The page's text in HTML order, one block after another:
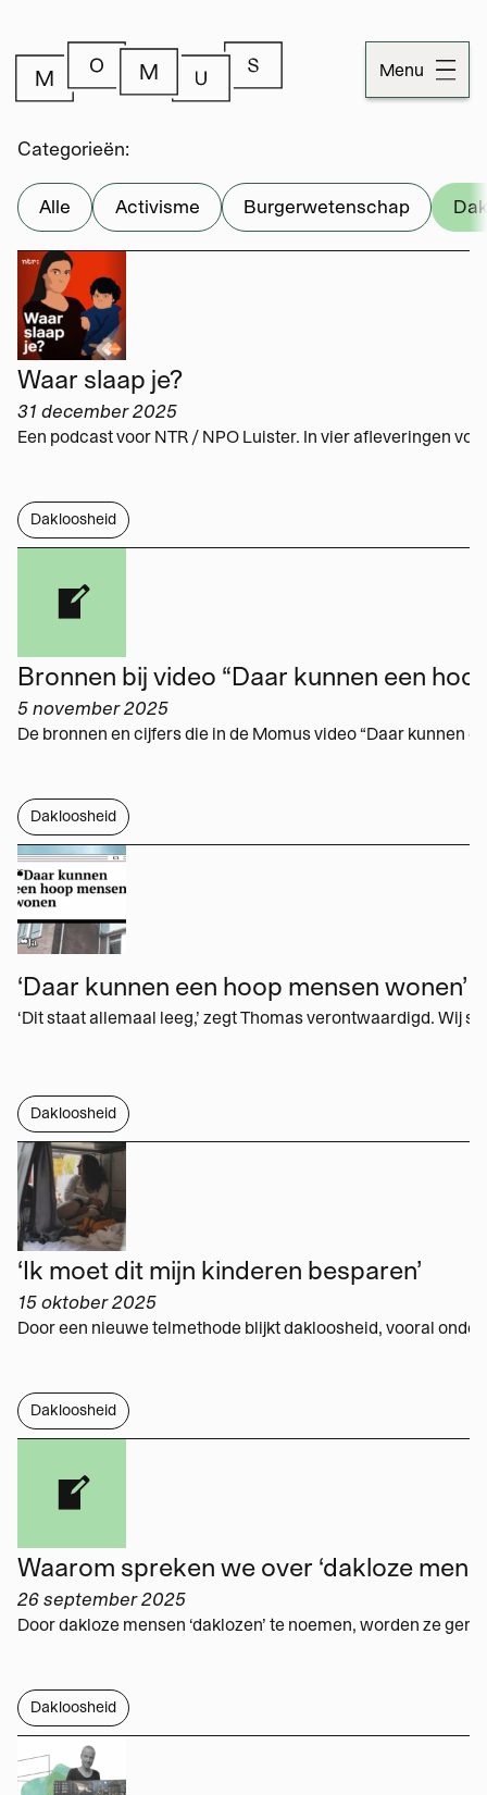
Menu
Dossiers
Publicaties
Momus
Over Momus
Contact
Momus-code
Werken met Momus
Word meedenker
Word lid
Categorieën:
Alle Activisme Burgerwetenschap
Waar slaap je?
31 december 2025
Dakloosheid
5 november 2025
Dakloosheid
‘Daar kunnen een hoop mensen wonen’
Dakloosheid
‘Ik moet dit mijn kinderen besparen’
15 oktober 2025
Dakloosheid
26 september 2025
Dakloosheid